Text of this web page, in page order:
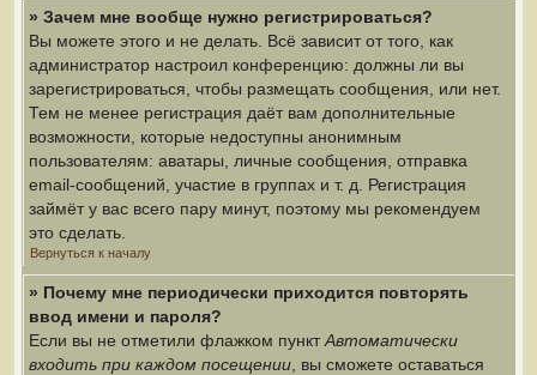
» Зачем мне вообще нужно регистрироваться?
Вы можете этого и не делать. Всё зависит от того, как
администратор настроил конференцию: должны ли вы
зарегистрироваться, чтобы размещать сообщения, или нет.
Тем не менее регистрация даёт вам дополнительные
возможности, которые недоступны анонимным
пользователям: аватары, личные сообщения, отправка
email-сообщений, участие в группах и т. д. Регистрация
займёт у вас всего пару минут, поэтому мы рекомендуем
это сделать.
Вернуться к началу
» Почему мне периодически приходится повторять
ввод имени и пароля?
Если вы не отметили флажком пунктАвтоматически
входить при каждом посещении , вы сможете оставаться